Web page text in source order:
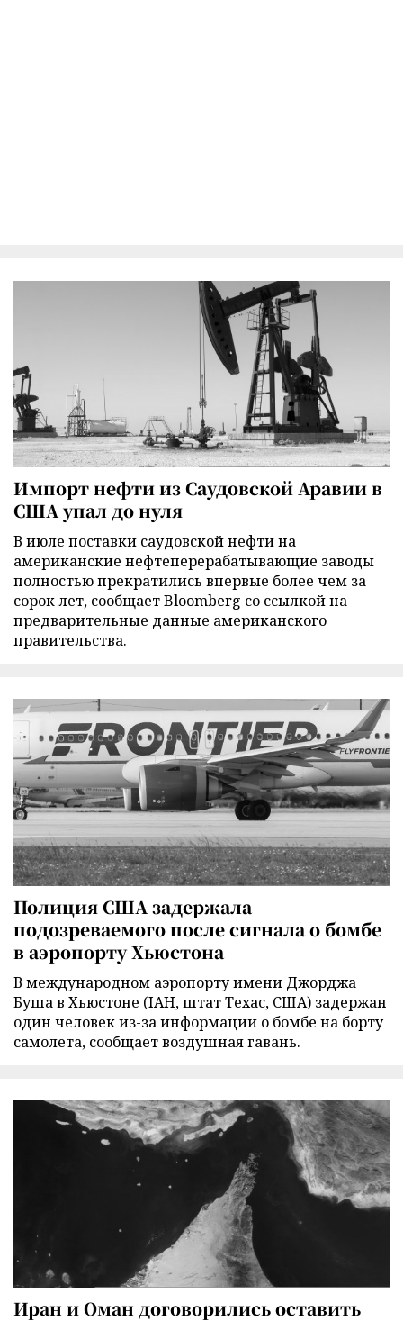
Импорт нефти из Саудовской Аравии в
США упал до нуля
В июле поставки саудовской нефти на
американские нефтеперерабатывающие заводы
полностью прекратились впервые более чем за
сорок лет, сообщает Bloomberg со ссылкой на
предварительные данные американского
правительства.
Полиция США задержала
подозреваемого после сигнала о бомбе
в аэропорту Хьюстона
В международном аэропорту имени Джорджа
Буша в Хьюстоне (IAH, штат Техас, США) задержан
один человек из-за информации о бомбе на борту
самолета, сообщает воздушная гавань.
Иран и Оман договорились оставить